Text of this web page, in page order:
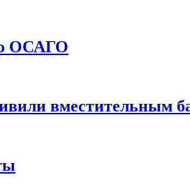
ОСАГО
вместительным